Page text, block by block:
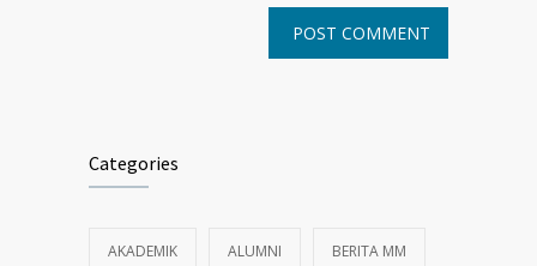
Categories
AKADEMIK ALUMNI BERITA MM